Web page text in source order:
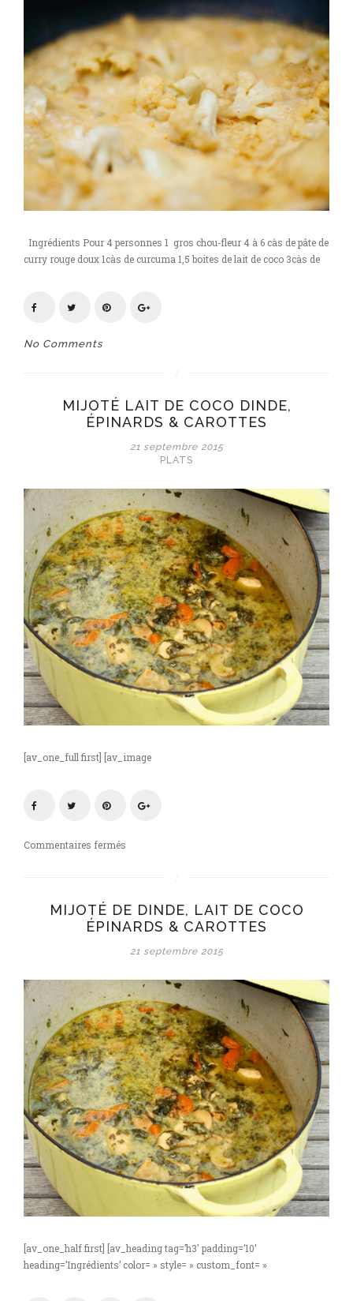
Ingrédients Pour 4 personnes 1 gros chou-fleur 4 à 6 càs de pâte de
curry rouge doux 1càs de curcuma 1,5 boites de lait de coco 3càs de
No Comments
MIJOTÉ LAIT DE COCO DINDE,
ÉPINARDS & CAROTTES
21 septembre 2015
PLATS
[av_one_full first] [av_image
Commentaires fermés
coco
dinde,
MIJOTÉ DE DINDE, LAIT DE COCO
ÉPINARDS & CAROTTES
21 septembre 2015
[av_one_half first] [av_heading tag=’h3′ padding=’10’
heading=’Ingrédients’ color= » style= » custom_font= »